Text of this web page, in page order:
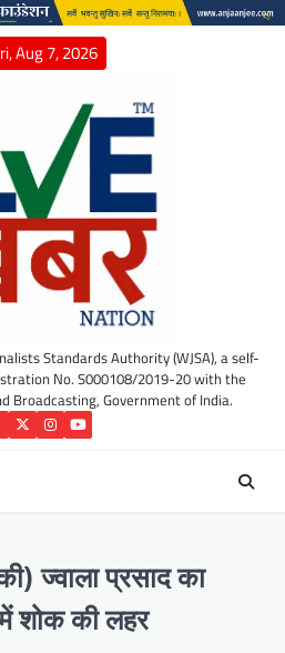
Aug 7, 2026
Standards Authority (WJSA), a self-
No. S000108/2019-20 with the
Broadcasting, Government of India.
TwitterInstagram
YouTube
ज्वाला प्रसाद का
शोक की लहर